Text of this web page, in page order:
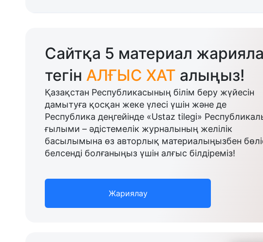
Сайтқа 5 материал
тегін АЛҒЫС ХАТ алыңыз!
Қазақстан Республикасының білім беру жүйесін
дамытуға қосқан жеке үлесі үшін және де
Республика деңгейінде «Ustaz tilegi»
ғылыми – әдістемелік журналының желілік
басылымына өз авторлық материалыңызбен
белсенді болғаныңыз үшін алғыс білдіреміз!
Жариялау